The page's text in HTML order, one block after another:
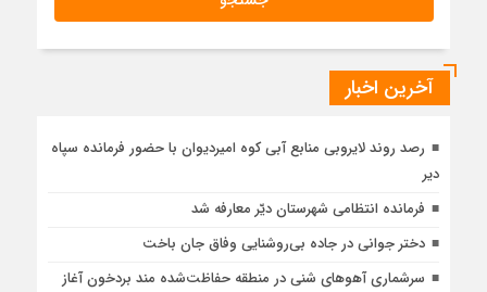
آخرین اخبار
رصد روند لایروبی منابع آبی کوه امیردیوان با حضور فرمانده سپاه
دیر
فرمانده انتظامی شهرستان دیّر معارفه شد
دختر جوانی در جاده بی‌روشنایی وفاق جان باخت
سرشماری آهوهای شنی در منطقه حفاظت‌شده مند بردخون آغاز